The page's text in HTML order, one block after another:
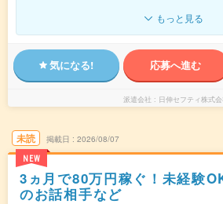
もっと見る
気になる! 応募へ進む
派遣会社 日伸セフティ株式会
未読
NEW
掲載日 2026/08/07
3ヵ月で80万円稼ぐ！未経験
のお話相手など